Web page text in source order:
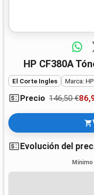
HP CF380A
El Corte Ingles Marca: HP
Precio 146,50 €
Evolución del